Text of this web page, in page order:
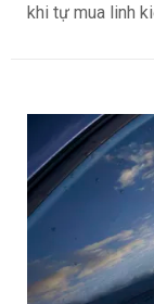
khi tự mua linh